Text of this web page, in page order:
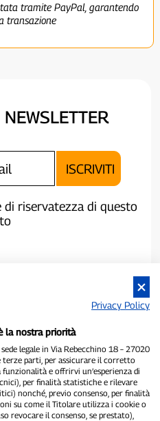
tramite PayPal, garantendo
transazione
riservatezza di questo
indipendente
1/2/2021 - Tribunale di Pavia
Srls- P.IVA
Privacy Policy
la nostra priorità
legale in Via Rebecchino 18 – 27020
parti, per assicurare il corretto
e offrirvi un’esperienza di
per finalità statistiche e rilevare
nonché, previo consenso, per finalità
su come il Titolare utilizza i cookie o
revocare il consenso, se prestato),